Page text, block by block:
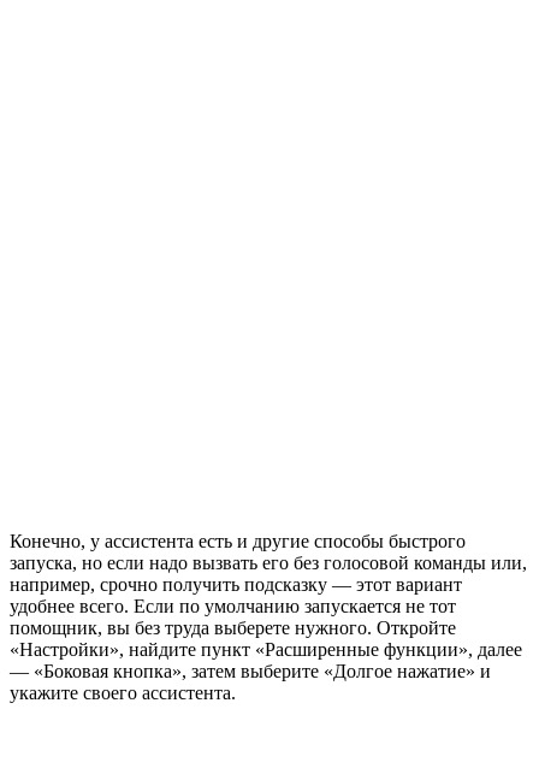
Конечно, у ассистента есть и другие способы быстрого
запуска, но если надо вызвать его без голосовой команды или,
например, срочно получить подсказку — этот вариант
удобнее всего. Если по умолчанию запускается не тот
помощник, вы без труда выберете нужного. Откройте
«Настройки», найдите пункт «Расширенные функции», далее
— «Боковая кнопка», затем выберите «Долгое нажатие» и
укажите своего ассистента.